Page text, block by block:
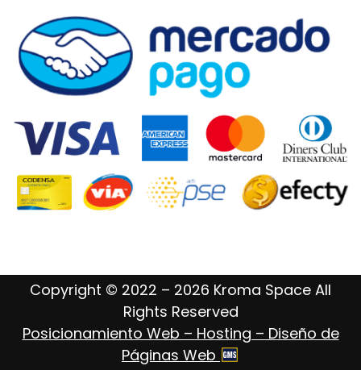
Copyright © 2022 – 2026 Kroma Space All
Rights Reserved
Posicionamiento Web – Hosting – Diseño de
Páginas Web